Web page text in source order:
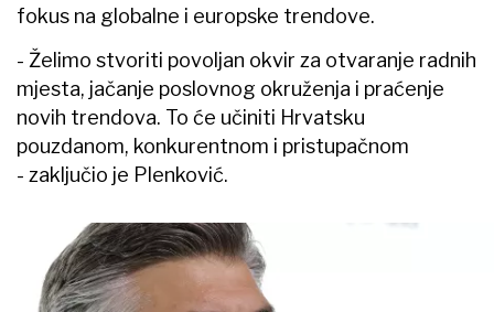
fokus na globalne i europske trendove.
- Želimo stvoriti povoljan okvir za otvaranje radnih
mjesta, jačanje poslovnog okruženja i praćenje
novih trendova. To će učiniti Hrvatsku
pouzdanom, konkurentnom i pristupačnom
- zaključio je Plenković.